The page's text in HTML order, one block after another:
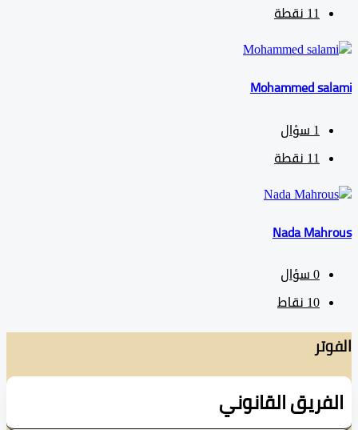
نقطة
Mohammed
سؤال
نقطة
Nada
سؤال
نقاط
القانوني